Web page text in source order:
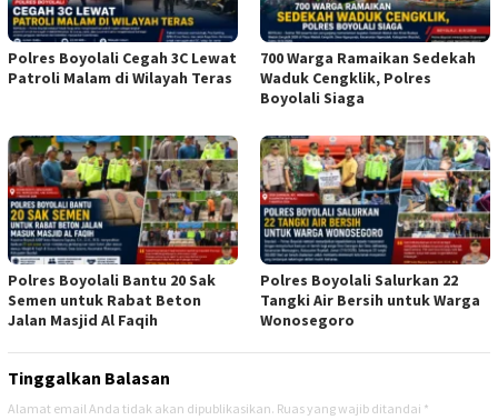
Polres Boyolali Cegah 3C Lewat
Patroli Malam di Wilayah Teras
700 Warga Ramaikan Sedekah
Waduk Cengklik, Polres
Boyolali Siaga
Polres Boyolali Bantu 20 Sak
Semen untuk Rabat Beton
Jalan Masjid Al Faqih
Polres Boyolali Salurkan 22
Tangki Air Bersih untuk Warga
Wonosegoro
Tinggalkan Balasan
Alamat email Anda tidak akan dipublikasikan. Ruas yang wajib ditandai *